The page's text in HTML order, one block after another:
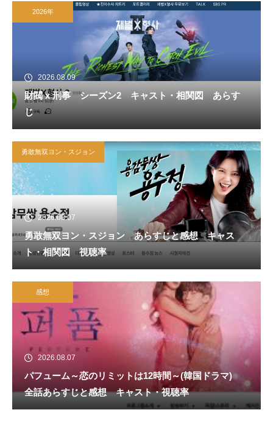
2026年
2026.08.09
財閥 x 刑事 シーズン2 キャスト・相関図 あらす
じ
勇敢無双ヨン・スジョン
2026.08.07
勇敢無双ヨン・スジョン あらすじと感想 キャス
ト・相関図 視聴率
感想
2026.08.07
パフューム～恋のリミットは12時間～(韓国ドラマ)
全話あらすじと感想 キャスト・視聴率